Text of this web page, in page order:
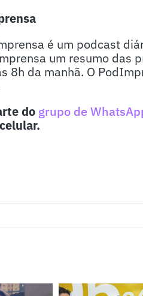
é um podcast
um resumo das
8h da manhã. O
do grupo de